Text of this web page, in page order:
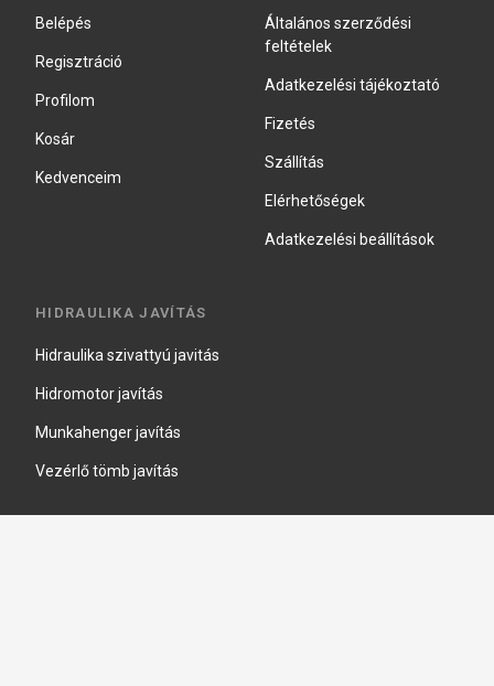
Belépés
Regisztráció
Profilom
Kosár
Kedvenceim
Általános szerződési
feltételek
Adatkezelési tájékoztató
Fizetés
Szállítás
Elérhetőségek
Adatkezelési beállítások
HIDRAULIKA JAVÍTÁS
Hidraulika szivattyú javitás
Hidromotor javítás
Munkahenger javítás
Vezérlő tömb javítás